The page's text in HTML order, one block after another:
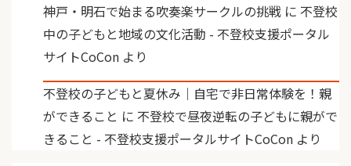
神戸・明石で始まる吹奏楽サークルの挑戦 に 不登校
中の子どもと地域の文化活動 - 不登校支援ポータル
サイトCoCon より
不登校の子どもと夏休み｜自宅で非日常体験を！親
ができること に 不登校で昼夜逆転の子どもに親がで
きること - 不登校支援ポータルサイトCoCon より